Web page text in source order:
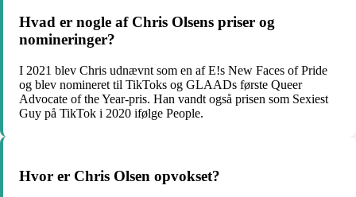
Hvad er nogle af Chris Olsens priser og
nomineringer?
I 2021 blev Chris udnævnt som en af E!s New Faces of Pride
og blev nomineret til TikToks og GLAADs første Queer
Advocate of the Year-pris. Han vandt også prisen som Sexiest
Guy på TikTok i 2020 ifølge People.
Hvor er Chris Olsen opvokset?